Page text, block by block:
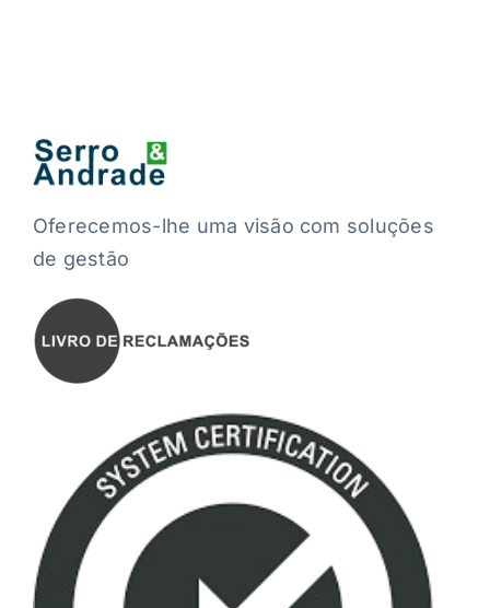
Oferecemos-lhe uma visão com soluções
de gestão